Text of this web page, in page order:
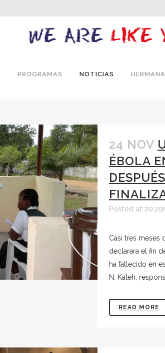
PROGRAMAS NOTICIAS
24 NOV
ÉBOLA
Posted at
Casi tres meses
declarara el fin
ha fallecido en
N. Kateh,
READ MORE